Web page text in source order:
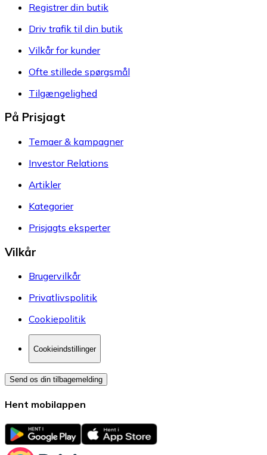
Registrer din butik
Driv trafik til din butik
Vilkår for kunder
Ofte stillede spørgsmål
Tilgængelighed
På Prisjagt
Temaer & kampagner
Investor Relations
Artikler
Kategorier
Prisjagts eksperter
Vilkår
Brugervilkår
Privatlivspolitik
Cookiepolitik
Cookieindstillinger
Send os din tilbagemelding
Hent mobilappen